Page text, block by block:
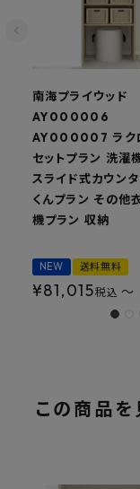
南海プライウッド
AY000006
AY000007 ラク
セットプラン 洗濯
スライド式カウン
くんプラン その他
機プラン 収納
NEW 送料無料
¥81,015税込 〜
この商品を